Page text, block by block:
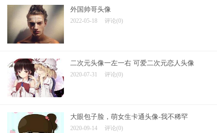
外国帅哥头像
2022-05-18 评论(0)
二次元头像一左一右 可爱二次元恋人头像
2020-07-31 评论(0)
大眼包子脸，萌女生卡通头像-我不稀罕
2020-09-14 评论(0)